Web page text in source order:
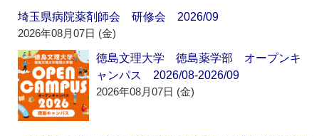
埼玉県病院薬剤師会 研修会 2026/09
2026年08月07日 (金)
徳島文理大学 徳島薬学部 オープンキ
ャンパス 2026/08-2026/09
2026年08月07日 (金)